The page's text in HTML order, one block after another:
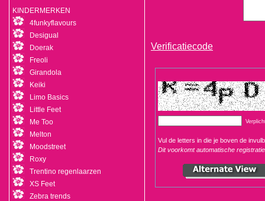
Verificatiecode
Vul de letters in die je boven de
Dit voorkomt automatische
KINDERMERKEN
4funkyflavours
Desigual
Doerak
Freoli
Girandola
Keiki
Limo Basics
Little Feet
Me Too
Melton
Moodstreet
Roxy
Trentino regenlaarzen
XS Feet
Zebra trends